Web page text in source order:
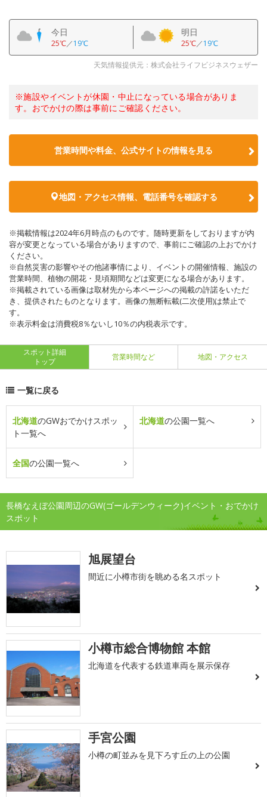
今日
25℃／19℃
明日
25℃／19℃
天気情報提供元：株式会社ライフビジネスウェザー
※施設やイベントが休園・中止になっている場合がありま
す。おでかけの際は事前にご確認ください。
営業時間や料金、公式サイトの情報を見る
地図・アクセス情報、電話番号を確認する
※掲載情報は2024年6月時点のものです。随時更新をしておりますが内
容が変更となっている場合がありますので、事前にご確認の上おでかけ
ください。
※自然災害の影響やその他諸事情により、イベントの開催情報、施設の
営業時間、植物の開花・見頃期間などは変更になる場合があります。
※掲載されている画像は取材先から本ページへの掲載の許諾をいただ
き、提供されたものとなります。画像の無断転載(二次使用)は禁止で
す。
※表示料金は消費税8％ないし10％の内税表示です。
スポット詳細
トップ
営業時間など 地図・アクセス
一覧に戻る
北海道のGWおでかけスポッ
ト一覧へ
北海道の公園一覧へ
全国の公園一覧へ
長橋なえぼ公園周辺のGW(ゴールデンウィーク)イベント・おでかけ
スポット
旭展望台
間近に小樽市街を眺める名スポット
小樽市総合博物館 本館
北海道を代表する鉄道車両を展示保存
手宮公園
小樽の町並みを見下ろす丘の上の公園